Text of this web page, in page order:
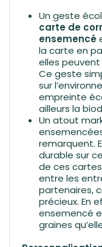
Un geste
carte de
ensemencé
la carte en
elles
Ce geste
sur
empreinte
ailleurs la
Un atout
remarquent.
durable sur
de ces
entre les
partenaires,
précieux. En
ensemencé
graines